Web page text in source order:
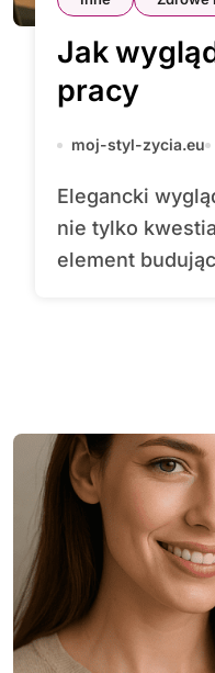
Jak
pracy
moj-styl-zycia.eu
Elegancki wygląd w miejscu pracy to
nie tylko
element